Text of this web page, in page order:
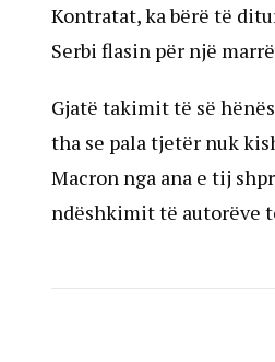
Kontratat, ka bërë të
Serbi flasin për një
Gjatë takimit të së
tha se pala tjetër nuk
Macron nga ana e tij
ndëshkimit të autorëve